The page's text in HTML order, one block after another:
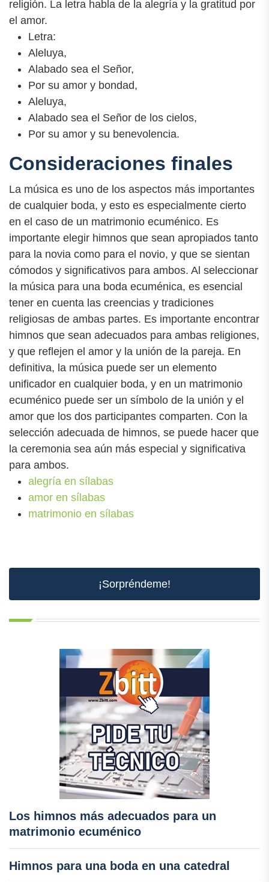
religión. La letra habla de la alegría y la gratitud por
el amor.
Letra:
Aleluya,
Alabado sea el Señor,
Por su amor y bondad,
Aleluya,
Alabado sea el Señor de los cielos,
Por su amor y su benevolencia.
Consideraciones finales
La música es uno de los aspectos más importantes
de cualquier boda, y esto es especialmente cierto
en el caso de un matrimonio ecuménico. Es
importante elegir himnos que sean apropiados tanto
para la novia como para el novio, y que se sientan
cómodos y significativos para ambos. Al seleccionar
la música para una boda ecuménica, es esencial
tener en cuenta las creencias y tradiciones
religiosas de ambas partes. Es importante encontrar
himnos que sean adecuados para ambas religiones,
y que reflejen el amor y la unión de la pareja. En
definitiva, la música puede ser un elemento
unificador en cualquier boda, y en un matrimonio
ecuménico puede ser un símbolo de la unión y el
amor que los dos participantes comparten. Con la
selección adecuada de himnos, se puede hacer que
la ceremonia sea aún más especial y significativa
para ambos.
alegría en sílabas
amor en sílabas
matrimonio en sílabas
¡Sorpréndeme!
Los himnos más adecuados para un
matrimonio ecuménico
Himnos para una boda en una catedral